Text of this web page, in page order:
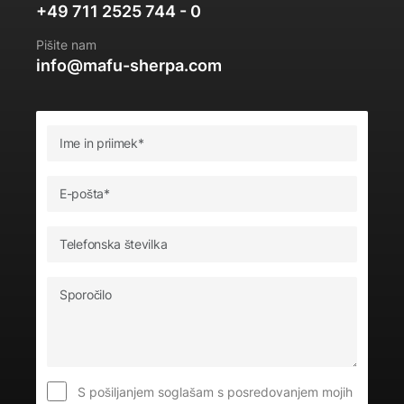
+49 711 2525 744 - 0
Pišite nam
info@mafu-sherpa.com
S pošiljanjem soglašam s posredovanjem mojih